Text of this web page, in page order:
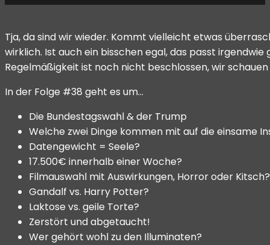
Tja, da sind wir wieder. Kommt vielleicht etwas
wirklich. Ist auch ein bisschen egal, das passt
Regelmäßigkeit ist noch nicht beschlossen, wir
In der Folge #38 geht es um…
Die Bundestagswahl & der Trump
Welche zwei Dinge kommen mit auf die einsame
Datengewicht = Seele?
17.500€ innerhalb einer Woche?
Filmauswahl mit Auswirkungen, Horror oder Kitsch?
Gandalf vs. Harry Potter?
Laktose vs. geile Torte?
Zerstört und abgetaucht!
Wer gehört wohl zu den Illuminaten?